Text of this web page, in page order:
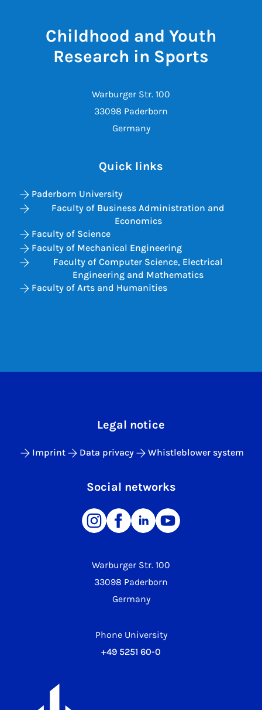
Childhood and Youth
Research in Sports
Warburger Str. 100
33098 Paderborn
Germany
Quick links
Paderborn University
Faculty of Business Administration and
Economics
Faculty of Science
Faculty of Mechanical Engineering
Faculty of Computer Science, Electrical
Engineering and Mathematics
Faculty of Arts and Humanities
Warburger Str. 100
33098 Paderborn
Germany
Phone University
+49 5251 60-0
Legal notice
Imprint Data privacy Whistleblower system
Social networks